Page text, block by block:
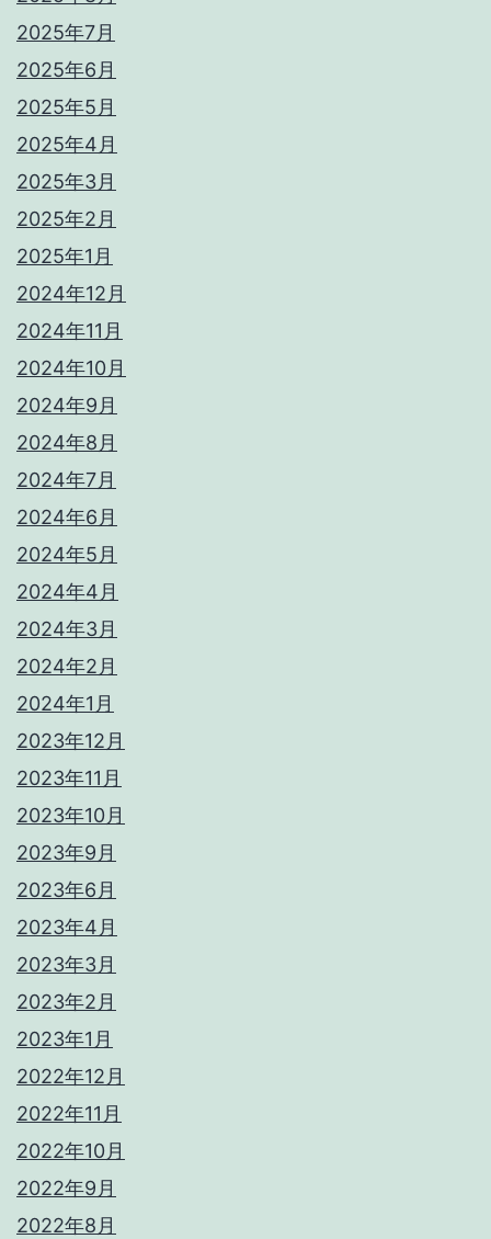
2025年7月
2025年6月
2025年5月
2025年4月
2025年3月
2025年2月
2025年1月
2024年12月
2024年11月
2024年10月
2024年9月
2024年8月
2024年7月
2024年6月
2024年5月
2024年4月
2024年3月
2024年2月
2024年1月
2023年12月
2023年11月
2023年10月
2023年9月
2023年6月
2023年4月
2023年3月
2023年2月
2023年1月
2022年12月
2022年11月
2022年10月
2022年9月
2022年8月